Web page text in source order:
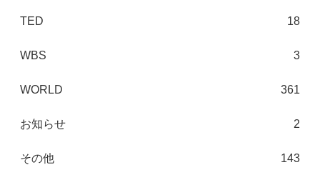
TED 18
WBS 3
WORLD 361
お知らせ 2
その他 143